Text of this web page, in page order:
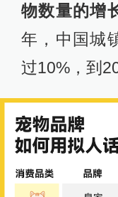
物数量的增
年，中国城
过10%，到